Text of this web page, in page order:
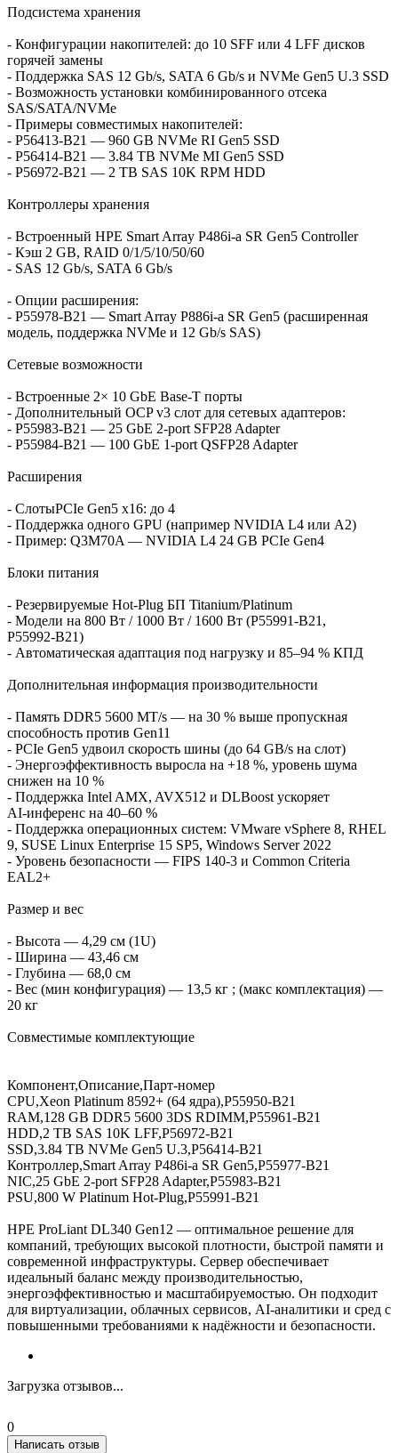
Подсистема хранения
- Конфигурации накопителей: до 10 SFF или 4 LFF дисков
горячей замены
- Поддержка SAS 12 Gb/s, SATA 6 Gb/s и NVMe Gen5 U.3 SSD
- Возможность установки комбинированного отсека
SAS/SATA/NVMe
- Примеры совместимых накопителей:
- P56413‑B21 — 960 GB NVMe RI Gen5 SSD
- P56414‑B21 — 3.84 TB NVMe MI Gen5 SSD
- P56972‑B21 — 2 TB SAS 10K RPM HDD
Контроллеры хранения
- Встроенный HPE Smart Array P486i‑a SR Gen5 Controller
- Кэш 2 GB, RAID 0/1/5/10/50/60
- SAS 12 Gb/s, SATA 6 Gb/s
- Опции расширения:
- P55978‑B21 — Smart Array P886i‑a SR Gen5 (расширенная
модель, поддержка NVMe и 12 Gb/s SAS)
Сетевые возможности
- Встроенные 2× 10 GbE Base‑T порты
- Дополнительный OCP v3 слот для сетевых адаптеров:
- P55983‑B21 — 25 GbE 2‑port SFP28 Adapter
- P55984‑B21 — 100 GbE 1‑port QSFP28 Adapter
Расширения
- СлотыPCIe Gen5 x16: до 4
- Поддержка одного GPU (например NVIDIA L4 или A2)
- Пример: Q3M70A — NVIDIA L4 24 GB PCIe Gen4
Блоки питания
- Резервируемые Hot‑Plug БП Titanium/Platinum
- Модели на 800 Вт / 1000 Вт / 1600 Вт (P55991‑B21,
P55992‑B21)
- Автоматическая адаптация под нагрузку и 85–94 % КПД
Дополнительная информация производительности
- Память DDR5 5600 MT/s — на 30 % выше пропускная
способность против Gen11
- PCIe Gen5 удвоил скорость шины (до 64 GB/s на слот)
- Энергоэффективность выросла на +18 %, уровень шума
снижен на 10 %
- Поддержка Intel AMX, AVX512 и DLBoost ускоряет
AI‑инференс на 40–60 %
- Поддержка операционных систем: VMware vSphere 8, RHEL
9, SUSE Linux Enterprise 15 SP5, Windows Server 2022
- Уровень безопасности — FIPS 140‑3 и Common Criteria
EAL2+
Размер и вес
- Высота — 4,29 см (1U)
- Ширина — 43,46 см
- Глубина — 68,0 см
- Вес (мин конфигурация) — 13,5 кг ; (макс комплектация) —
20 кг
Совместимые комплектующие
Компонент,Описание,Парт‑номер
CPU,Xeon Platinum 8592+ (64 ядра),P55950‑B21
RAM,128 GB DDR5 5600 3DS RDIMM,P55961‑B21
HDD,2 TB SAS 10K LFF,P56972‑B21
SSD,3.84 TB NVMe Gen5 U.3,P56414‑B21
Контроллер,Smart Array P486i‑a SR Gen5,P55977‑B21
NIC,25 GbE 2‑port SFP28 Adapter,P55983‑B21
PSU,800 W Platinum Hot‑Plug,P55991‑B21
HPE ProLiant DL340 Gen12 — оптимальное решение для
компаний, требующих высокой плотности, быстрой памяти и
современной инфраструктуры. Сервер обеспечивает
идеальный баланс между производительностью,
энергоэффективностью и масштабируемостью. Он подходит
для виртуализации, облачных сервисов, AI‑аналитики и сред с
повышенными требованиями к надёжности и безопасности.
Загрузка отзывов...
0
Написать отзыв